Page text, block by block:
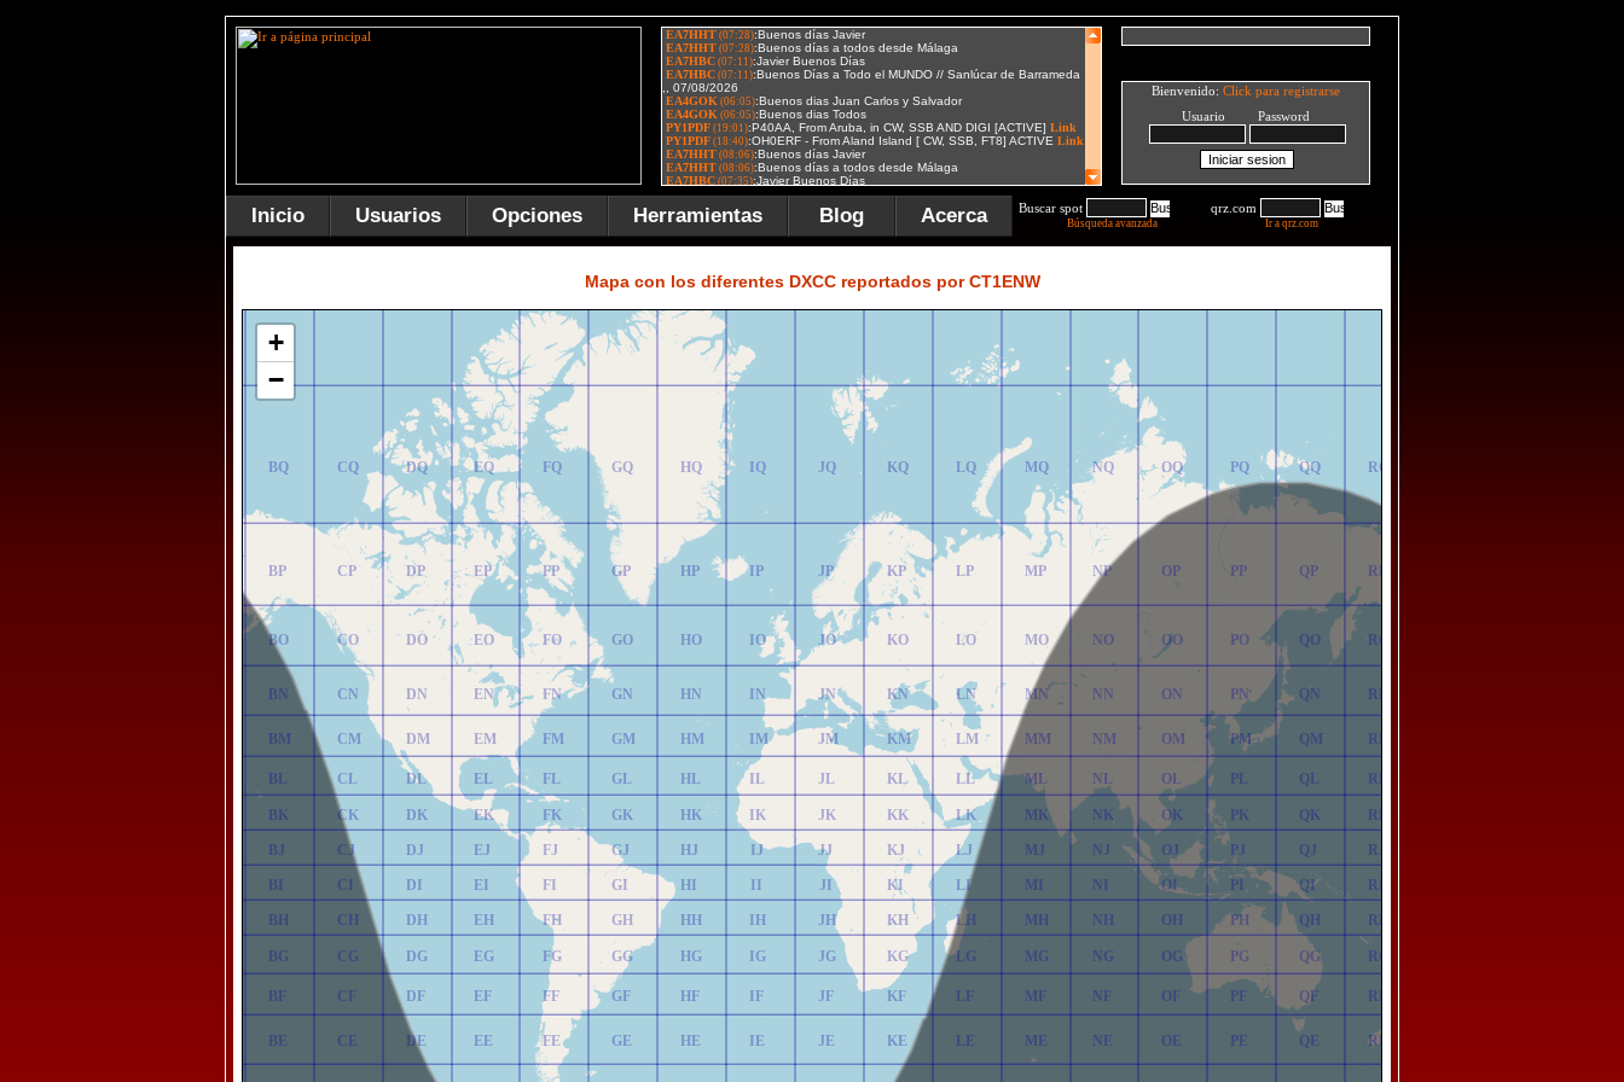
Bienvenido: Click para registrarse
Usuario Password
Inicio Usuarios Opciones Herramientas Blog Acerca Buscar spot
Búsqueda avanzada
qrz.com
Ir a qrz.com
Mapa con los diferentes DXCC reportados por CT1ENW
BE
BF
BG
BH
BI
BJ
BK
BL
BM
BN
BO
BP
BQ
BR
CE
CF
CG
CH
CI
CJ
CK
CL
CM
CN
CO
CP
CQ
CR
DE
DF
DG
DH
DI
DJ
DK
DL
DM
DN
DO
DP
DQ
DR
EE
EF
EG
EH
EI
EJ
EK
EL
EM
EN
EO
EP
EQ
ER
FE
FF
FG
FH
FI
FJ
FK
FL
FM
FN
FO
FP
FQ
FR
GE
GF
GG
GH
GI
GJ
GK
GL
GM
GN
GO
GP
GQ
GR
HE
HF
HG
HH
HI
HJ
HK
HL
HM
HN
HO
HP
HQ
HR
IE
IF
IG
IH
II
IJ
IK
IL
IM
IN
IO
IP
IQ
IR
JE
JF
JG
JH
JI
JJ
JK
JL
JM
JN
JO
JP
JQ
JR
KE
KF
KG
KH
KI
KJ
KK
KL
KM
KN
KO
KP
KQ
KR
LE
LF
LG
LH
LI
LJ
LK
LL
LM
LN
LO
LP
LQ
LR
ME
MF
MG
MH
MI
MJ
MK
ML
MM
MN
MO
MP
MQ
MR
NE
NF
NG
NH
NI
NJ
NK
NL
NM
NN
NO
NP
NQ
NR
OE
OF
OG
OH
OI
OJ
OK
OL
OM
ON
OO
OP
OQ
OR
PE
PF
PG
PH
PI
PJ
PK
PL
PM
PN
PO
PP
PQ
PR
QE
QF
QG
QH
QI
QJ
QK
QL
QM
QN
QO
QP
QQ
QR
RE
RF
RG
RH
RI
RJ
RK
RL
RM
RN
RO
RP
RQ
RR
+
−